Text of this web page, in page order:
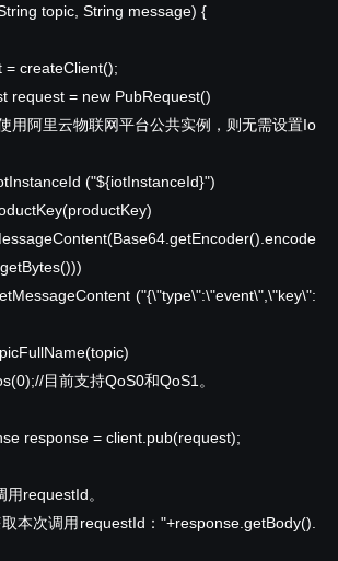
topic, String message) {
= new PubRequest()
物联网平台公共实例，则无需设置Io
("${iotInstanceId}")
("{\"type\":\"event\",\"key\":
前支持QoS0和QoS1。
= client.pub(request);
。
调用requestId："+response.getBody().